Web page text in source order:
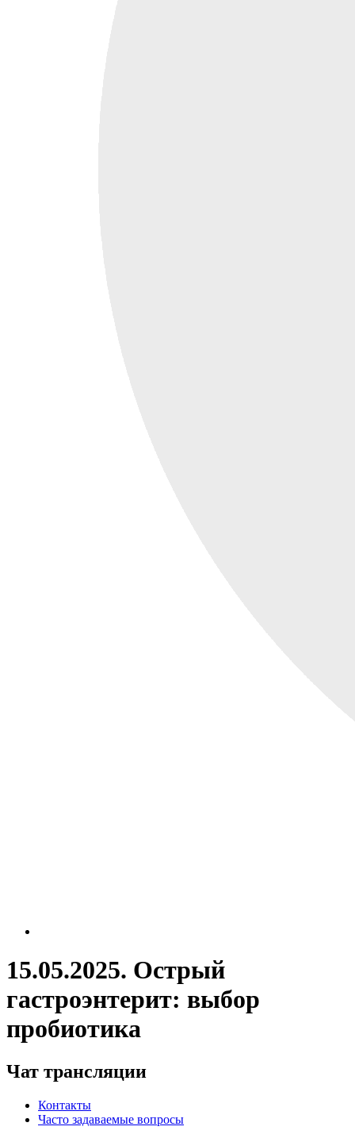
15.05.2025. Острый
гастроэнтерит: выбор
пробиотика
Чат трансляции
Контакты
Часто задаваемые вопросы